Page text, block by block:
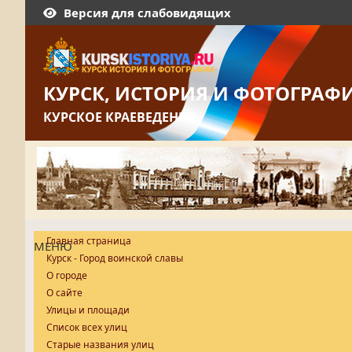
Версия для слабовидящих
КУРСК, ИСТОРИЯ И
КУРСКОЕ КРАЕВЕДЕНИЕ
МЕНЮ
Главная страница
Курск - Город воинской славы
О городе
О сайте
Улицы и площади
Список всех улиц
Старые названия улиц